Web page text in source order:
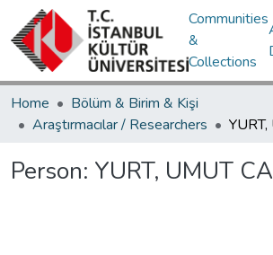
Communities
&
Collections
Home
Bölüm & Birim & Kişi
Araştırmacılar / Researchers
Person: YURT, UMUT